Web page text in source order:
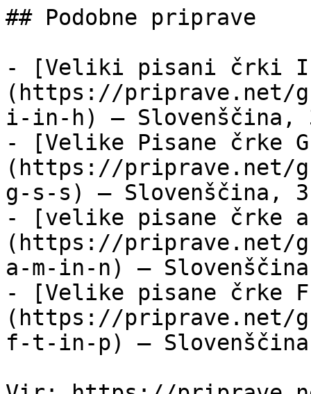
## Podobne priprave
- [Veliki pisani črki
(https://priprave.net/
i-in-h) — Slovenščina,
- [Velike Pisane črke
(https://priprave.net/
g-s-s) — Slovenščina,
- [velike pisane črke
(https://priprave.net/
a-m-in-n) —
- [Velike pisane črke
(https://priprave.net/
f-t-in-p) —